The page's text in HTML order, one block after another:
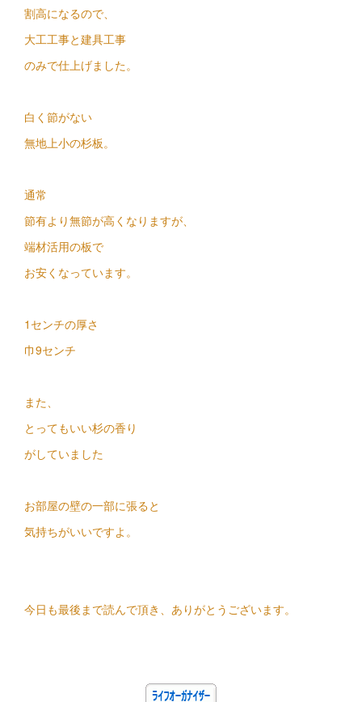
割高になるので、
大工工事と建具工事
のみで仕上げました。
白く節がない
無地上小の杉板。
通常
節有より無節が高くなりますが、
端材活用の板で
お安くなっています。
1センチの厚さ
巾9センチ
また、
とってもいい杉の香り
がしていました
お部屋の壁の一部に張ると
気持ちがいいですよ。
今日も最後まで読んで頂き、ありがとうございます。